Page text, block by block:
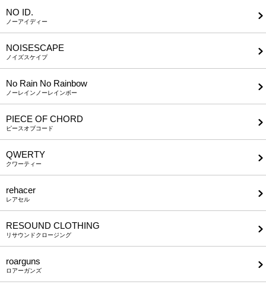
NO ID.
ノーアイディー
NOISESCAPE
ノイズスケイプ
No Rain No Rainbow
ノーレインノーレインボー
PIECE OF CHORD
ピースオブコード
QWERTY
クワーティー
rehacer
レアセル
RESOUND CLOTHING
リサウンドクロージング
roarguns
ロアーガンズ